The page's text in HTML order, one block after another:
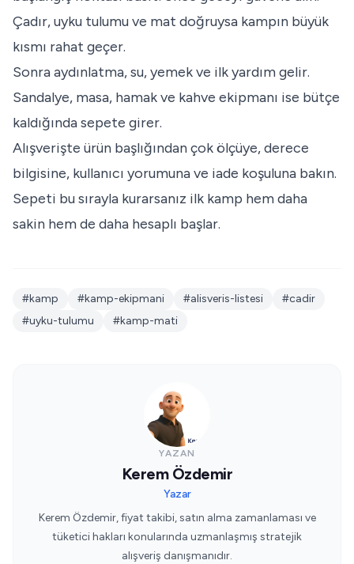
Çadır, uyku tulumu ve mat doğruysa kampın büyük
kısmı rahat geçer.
Sonra aydınlatma, su, yemek ve ilk yardım gelir.
Sandalye, masa, hamak ve kahve ekipmanı ise bütçe
kaldığında sepete girer.
Alışverişte ürün başlığından çok ölçüye, derece
bilgisine, kullanıcı yorumuna ve iade koşuluna bakın.
Sepeti bu sırayla kurarsanız ilk kamp hem daha
sakin hem de daha hesaplı başlar.
#kamp #kamp-ekipmani #alisveris-listesi
#cadir
#uyku-tulumu
#kamp-mati
YAZAN
Kerem Özdemir
Yazar
Kerem Özdemir, fiyat takibi, satın alma zamanlaması ve
tüketici hakları konularında uzmanlaşmış stratejik
alışveriş danışmanıdır.